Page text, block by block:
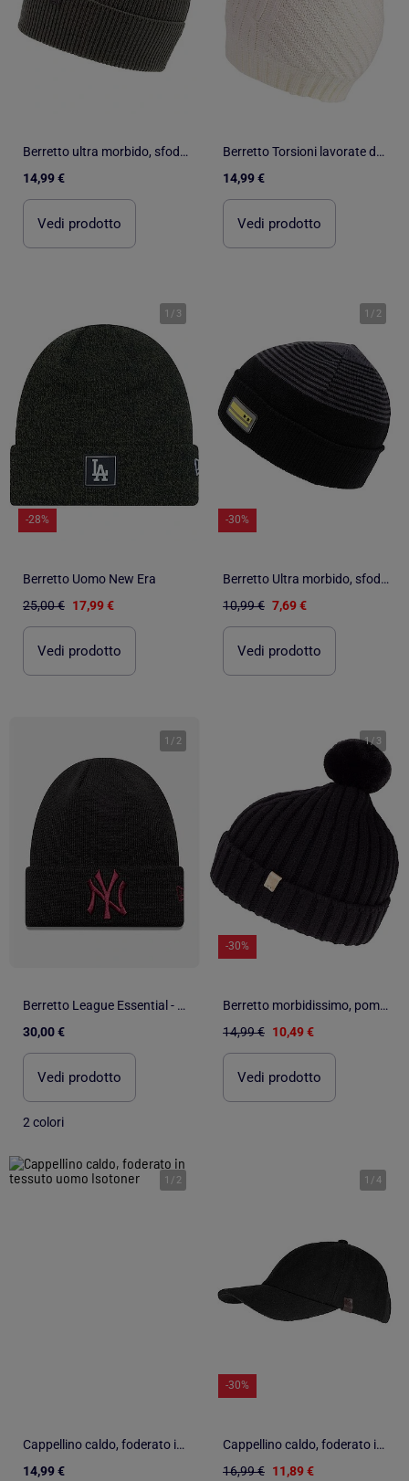
Berretto ultra morbido, sfoderato uomo Isotoner
14,99 €
Vedi prodotto
Berretto Torsioni lavorate donna Isotoner
14,99 €
Vedi prodotto
1 / 3
-28%
Berretto Uomo New Era
25,00 € 17,99 €
Vedi prodotto
1 / 2
-30%
Berretto Ultra morbido, sfoderato unisex bambino Isotoner
10,99 € 7,69 €
Vedi prodotto
1 / 2
Berretto League Essential - New Era
30,00 €
Vedi prodotto
2 colori
1/ 3
-30%
Berretto morbidissimo, pompon in finta pelliccia, taglia unica donna Isotoner
14,99 € 10,49 €
Vedi prodotto
1 / 2
Cappellino caldo, foderato in tessuto uomo Isotoner
14,99 €
1 /4
-30%
Cappellino caldo, foderato in tessuto uomo Isotoner
16,99 € 11,89 €